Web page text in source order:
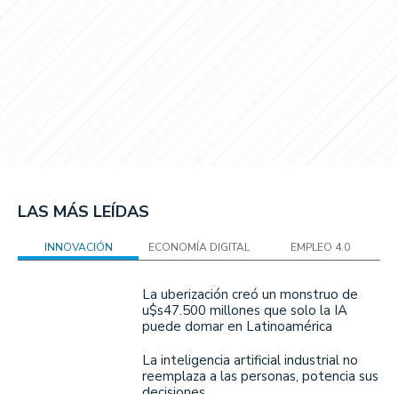
LAS MÁS LEÍDAS
INNOVACIÓN ECONOMÍA DIGITAL EMPLEO 4.0
La uberización creó un monstruo de
u$s47.500 millones que solo la IA
puede domar en Latinoamérica
La inteligencia artificial industrial no
reemplaza a las personas, potencia sus